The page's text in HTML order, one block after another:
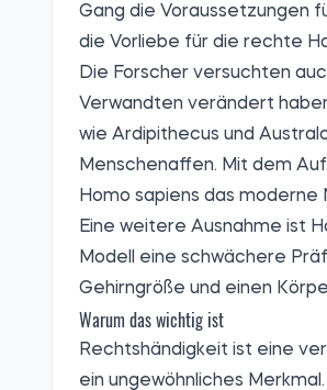
Gang die Voraussetzungen
die Vorliebe für die rechte
Die Forscher versuchten
Verwandten verändert
wie Ardipithecus und
Menschenaffen. Mit dem
Homo sapiens das moderne
Eine weitere Ausnahme ist
Modell eine schwächere
Gehirngröße und einen
Warum das wichtig ist
Rechtshändigkeit ist eine
ein ungewöhnliches